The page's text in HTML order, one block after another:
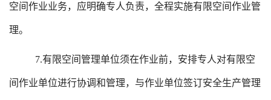
空间作业业务，应明确专人负责，全程实施有限空间作业管
理。
7.有限空间管理单位须在作业前，安排专人对有限空
间作业单位进行协调和管理，与作业单位签订安全生产管理